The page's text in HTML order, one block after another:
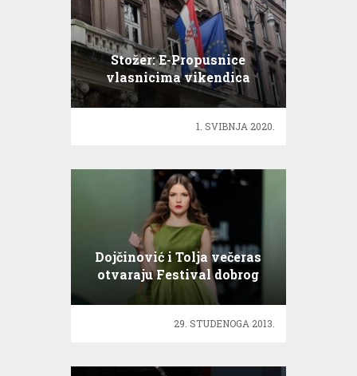
Stožer: E-Propusnice
vlasnicima vikendica
izvan mjesta prebivališta
1. SVIBNJA 2020.
Dojčinović i Tolja večeras
otvaraju Festival dobrog
stila!
29. STUDENOGA 2013.